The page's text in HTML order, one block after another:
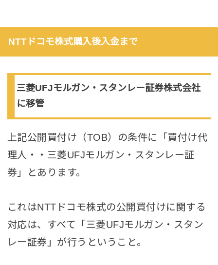
NTTドコモ株式購入後入金まで
三菱UFJモルガン・スタンレー証券株式会社
に移管
上記公開買付け（TOB）の条件に「買付け代
理人・・三菱UFJモルガン・スタンレー証
券」とあります。
これはNTTドコモ株式の公開買付けに関する
対応は、すべて「三菱UFJモルガン・スタン
レー証券」が行うということ。